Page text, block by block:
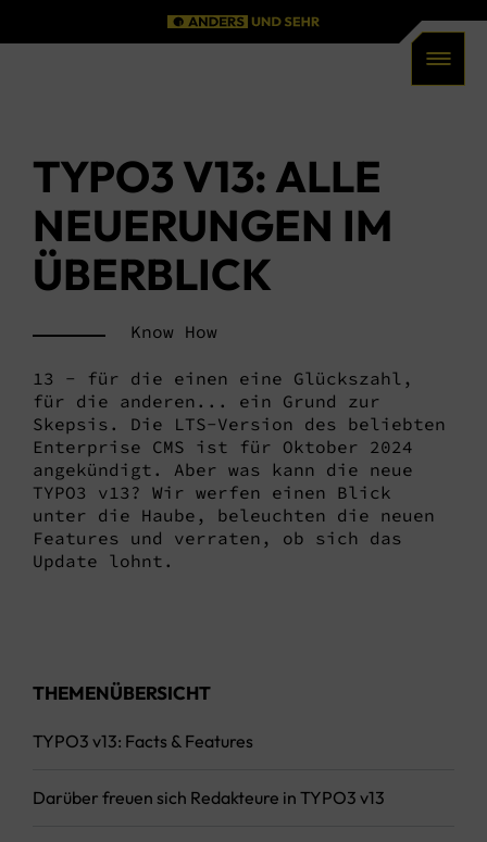
TYPO3 V13: ALLE
NEUERUNGEN IM
ÜBERBLICK
Know How
13 - für die einen eine Glückszahl,
für die anderen... ein Grund zur
Skepsis. Die LTS-Version des beliebten
Enterprise CMS ist für Oktober 2024
angekündigt. Aber was kann die neue
TYPO3 v13? Wir werfen einen Blick
unter die Haube, beleuchten die neuen
Features und verraten, ob sich das
Update lohnt.
THEMENÜBERSICHT
TYPO3 v13: Facts & Features
Darüber freuen sich Redakteure in TYPO3 v13